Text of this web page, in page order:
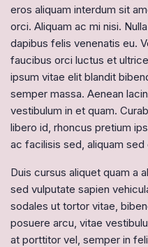
eros aliquam interdum sit
orci. Aliquam ac mi nisi.
dapibus felis venenatis eu.
faucibus orci luctus et
ipsum vitae elit blandit
semper massa. Aenean
vestibulum in et quam.
libero id, rhoncus pretium
ac facilisis sed, aliquam sed
Duis cursus aliquet quam a
sed vulputate sapien
sodales ut tortor vitae,
posuere arcu, vitae
at porttitor vel, semper in